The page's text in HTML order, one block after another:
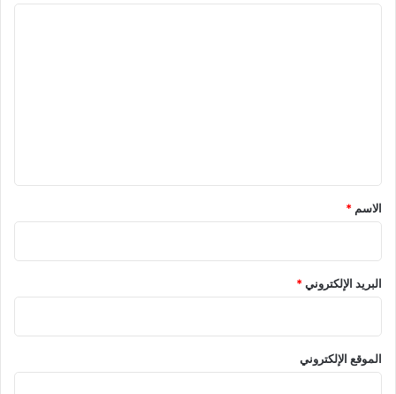
*
الاسم *
البريد الإلكتروني*
الموقع الإلكتروني